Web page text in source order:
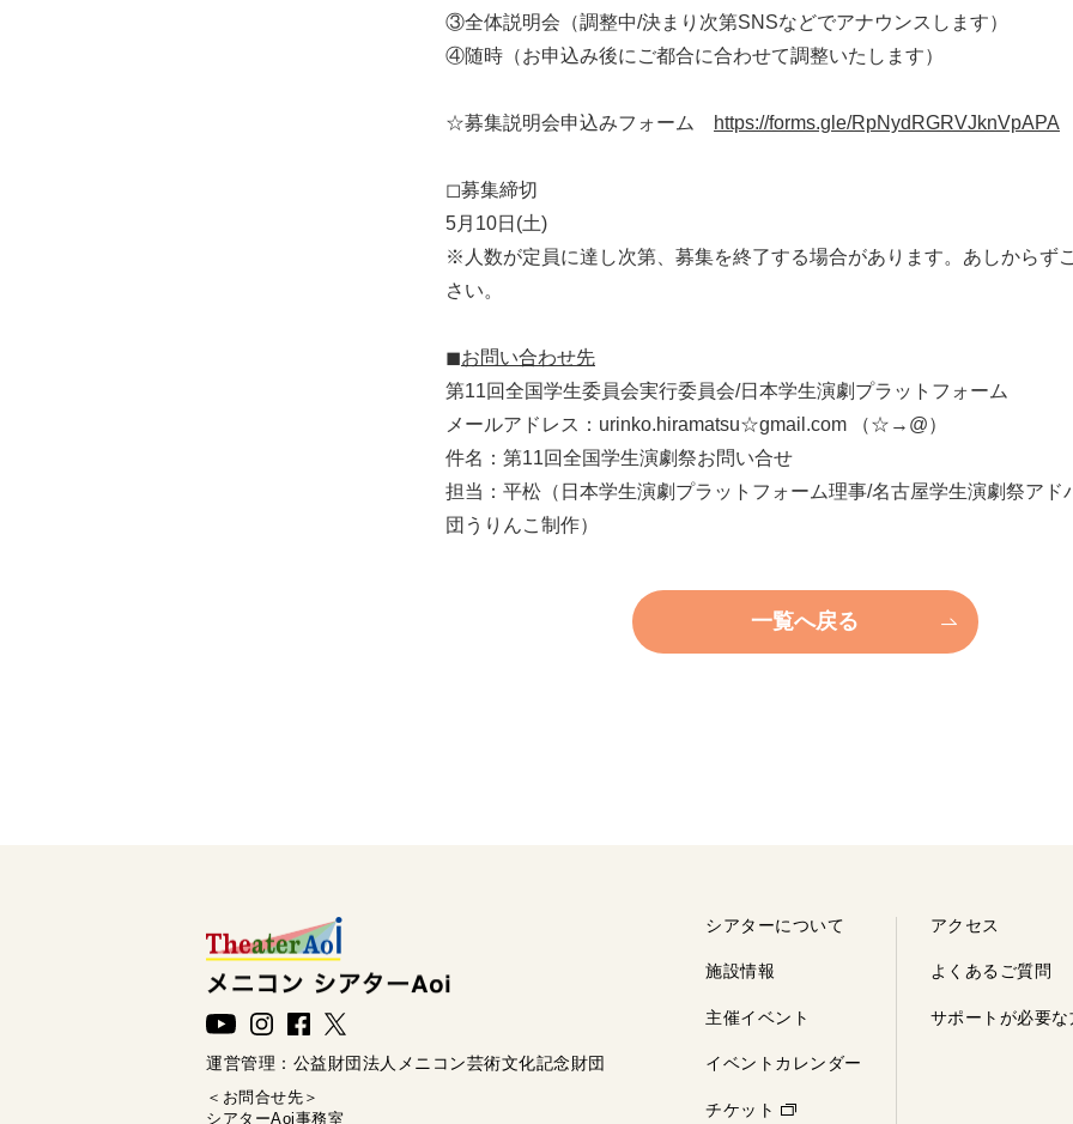
③全体説明会（調整中/決まり次第SNSなどでアナウンスします）
④随時（お申込み後にご都合に合わせて調整いたします）
☆募集説明会申込みフォーム https://forms.gle/RpNydRGRVJknVpAPA
◻︎募集締切
5月10日(土)
※人数が定員に達し次第、募集を終了する場合があります。あしからず
さい。
◼︎お問い合わせ先
第11回全国学生委員会実行委員会/日本学生演劇プラットフォーム
メールアドレス：urinko.hiramatsu☆gmail.com （☆→@）
件名：第11回全国学生演劇祭お問い合せ
担当：平松（日本学生演劇プラットフォーム理事/名古屋学生演劇祭アド
団うりんこ制作）
一覧へ戻る
運営管理： 公益財団法人メニコン芸術文化記念財団
＜お問合せ先＞
シアターAoi事務室
シアターについて
施設情報
主催イベント
イベントカレンダー
チケット
アクセス
よくあるご質問
サポートが必要な